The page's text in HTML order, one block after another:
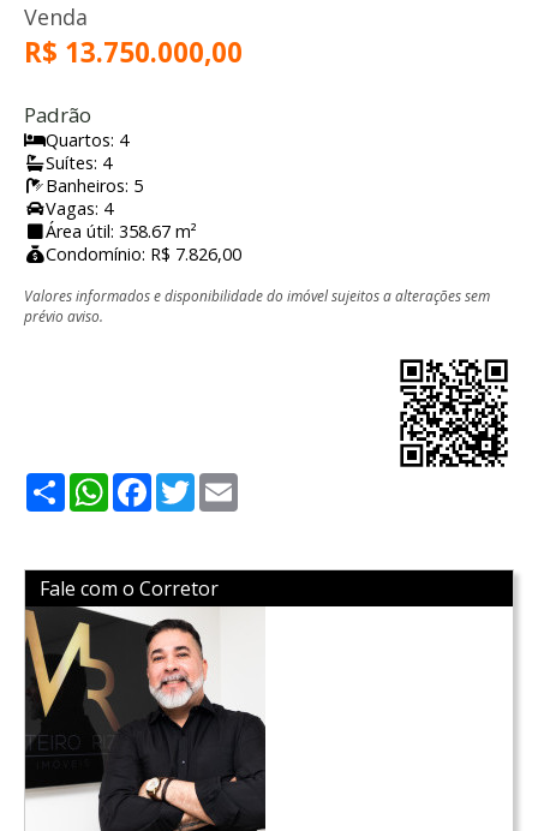
Venda
R$ 13.750.000,00
Padrão
Quartos: 4
Suítes: 4
Banheiros: 5
Vagas: 4
Área útil: 358.67 m²
Condomínio: R$ 7.826,00
Valores informados e disponibilidade do imóvel sujeitos a alterações sem
prévio aviso.
ShareWhatsApp
Facebook
Twitter
Fale com o Corretor